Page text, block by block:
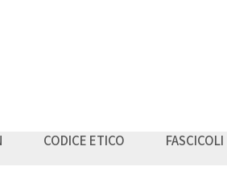
CODICE ETICO FASCICOLI